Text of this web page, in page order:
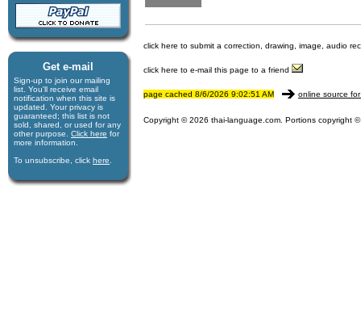
Get e-mail
Sign-up to join our mail­ing
list. You'll receive e­mail
notification when this site is
updated. Your privacy is
guaran­teed; this list is not
sold, shared, or used for any
other purpose. Click here for
more infor­mation.
To unsubscribe, click here
click here to submit a correction, drawing, image, audio
click here to e-mail this page to a friend
page cached 8/6/2026 9:02:51 AM online source
Copyright © 2026 thai-language.com. Portions copyright